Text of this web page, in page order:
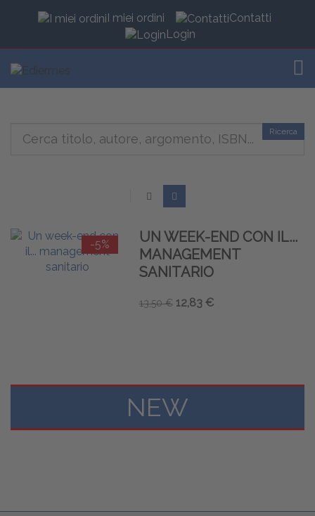
I miei ordini
Contatti
Login
Ricerca
-5%
UN WEEK-END CON IL...
MANAGEMENT
SANITARIO
13,50 € 12,83 €
NEW